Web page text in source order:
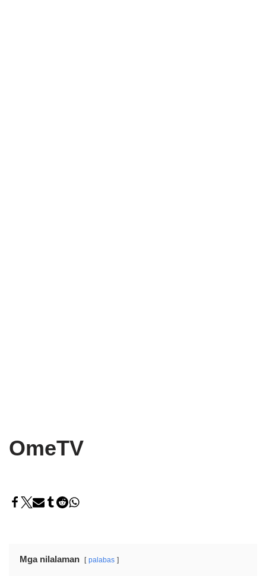
OmeTV
Mga nilalaman palabas